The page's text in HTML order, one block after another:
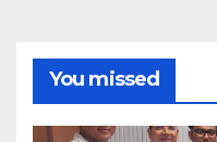
You missed